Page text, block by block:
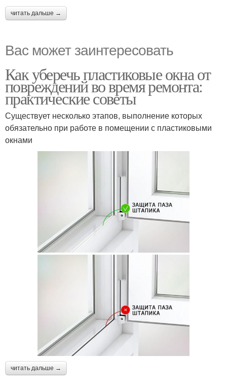
читать дальше →
Вас может заинтересовать
Как уберечь пластиковые окна от
повреждений во время ремонта:
практические советы
Существует несколько этапов, выполнение которых
обязательно при работе в помещении с пластиковыми
окнами
читать дальше →